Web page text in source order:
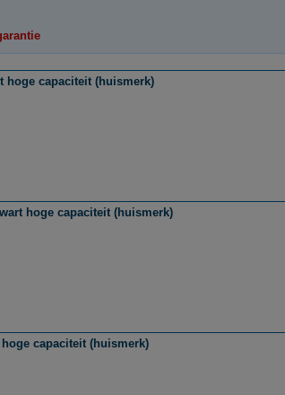
hoge capaciteit (huismerk)
hoge capaciteit (huismerk)
capaciteit (huismerk)